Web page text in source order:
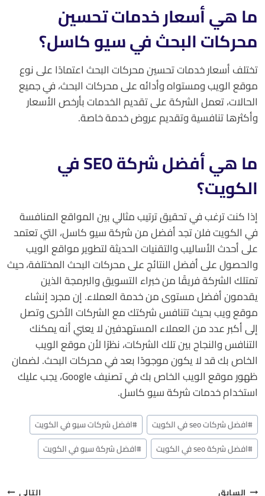
ما هي أسعار خدمات تحسين
محركات البحث في سيو كاسل؟
تختلف أسعار خدمات تحسين محركات البحث اعتمادًا على نوع
موقع الويب ومستواه وأدائه على محركات البحث، في جميع
الحالات، تعمل الشركة على تقديم الخدمات بأرخص الأسعار
وأكثرها تنافسية وتقديم عروض خدمة خاصة.
ما هي أفضل شركة SEO في
الكويت؟
إذا كنت ترغب في تحقيق ترتيب مثالي بين المواقع المنافسة
في الكويت فلن تجد أفضل من شركة سيو كاسل، التي تعتمد
على أحدث الأساليب والتقنيات الحديثة لتطوير مواقع الويب
والحصول على أفضل النتائج على محركات البحث المختلفة، حيث
تمتلك الشركة فريقًا من خبراء التسويق والبرمجة الذين
يقدمون أفضل مستوى من خدمة العملاء. إن مجرد إنشاء
موقع ويب بحيث تتنافس شركتك مع الشركات الأخرى وتصل
إلى أكبر عدد من العملاء المستهدفين لا يعني أنه يمكنك
التنافس والنجاح بين تلك الشركات، نظرًا لأن موقع الويب
الخاص بك قد لا يكون موجودًا بعد في محركات البحث. لضمان
ظهور موقع الويب الخاص بك في تصنيف Google، يجب عليك
استخدام خدمات شركة سيو كاسل.
#افضل شركات seo في الكويت #افضل شركات سيو في الكويت
#افضل شركة seo في الكويت #افضل شركة سيو في الكويت
السابق التالي